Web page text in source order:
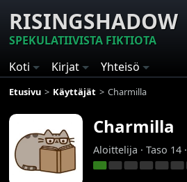
RISINGSHADOW
SPEKULATIIVISTA FIKTIOTA
Koti
Kirjat Yhteisö
Etusivu Käyttäjät Charmilla
Charmilla
Aloittelija · Taso 14 ·